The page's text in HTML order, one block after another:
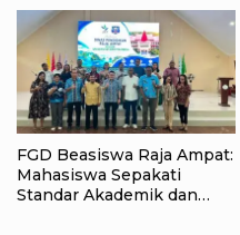
FGD Beasiswa Raja Ampat:
Mahasiswa Sepakati
Standar Akademik dan